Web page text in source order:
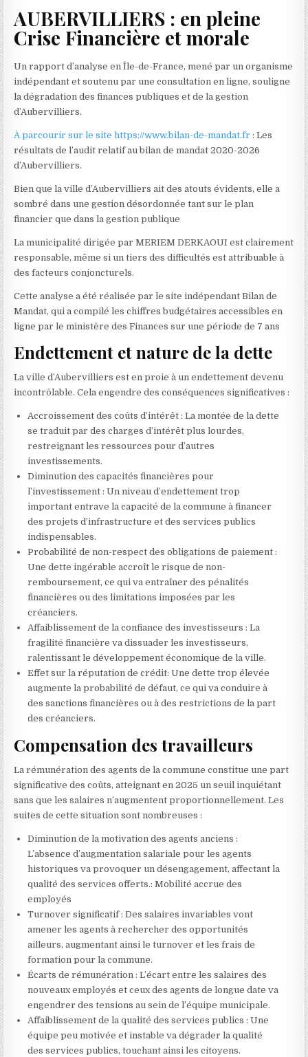
AUBERVILLIERS : en pleine
Crise Financière et morale
Un rapport d’analyse en Île-de-France, mené par un organisme
indépendant et soutenu par une consultation en ligne, souligne
la dégradation des finances publiques et de la gestion
d’Aubervilliers.
À parcourir sur le site https://www.bilan-de-mandat.fr : Les
résultats de l’audit relatif au bilan de mandat 2020-2026
d’Aubervilliers.
Bien que la ville d’Aubervilliers ait des atouts évidents, elle a
sombré dans une gestion désordonnée tant sur le plan
financier que dans la gestion publique
La municipalité dirigée par MERIEM DERKAOUI est clairement
responsable, même si un tiers des difficultés est attribuable à
des facteurs conjoncturels.
Cette analyse a été réalisée par le site indépendant Bilan de
Mandat, qui a compilé les chiffres budgétaires accessibles en
ligne par le ministère des Finances sur une période de 7 ans
Endettement et nature de la dette
La ville d’Aubervilliers est en proie à un endettement devenu
incontrôlable. Cela engendre des conséquences significatives :
Accroissement des coûts d’intérêt : La montée de la dette
se traduit par des charges d’intérêt plus lourdes,
restreignant les ressources pour d’autres
investissements.
Diminution des capacités financières pour
l’investissement : Un niveau d’endettement trop
important entrave la capacité de la commune à financer
des projets d’infrastructure et des services publics
indispensables.
Probabilité de non-respect des obligations de paiement :
Une dette ingérable accroît le risque de non-
remboursement, ce qui va entraîner des pénalités
financières ou des limitations imposées par les
créanciers.
Affaiblissement de la confiance des investisseurs : La
fragilité financière va dissuader les investisseurs,
ralentissant le développement économique de la ville.
Effet sur la réputation de crédit: Une dette trop élevée
augmente la probabilité de défaut, ce qui va conduire à
des sanctions financières ou à des restrictions de la part
des créanciers.
Compensation des travailleurs
La rémunération des agents de la commune constitue une part
significative des coûts, atteignant en 2025 un seuil inquiétant
sans que les salaires n’augmentent proportionnellement. Les
suites de cette situation sont nombreuses :
Diminution de la motivation des agents anciens :
L’absence d’augmentation salariale pour les agents
historiques va provoquer un désengagement, affectant la
qualité des services offerts.: Mobilité accrue des
employés
Turnover significatif : Des salaires invariables vont
amener les agents à rechercher des opportunités
ailleurs, augmentant ainsi le turnover et les frais de
formation pour la commune.
Écarts de rémunération : L’écart entre les salaires des
nouveaux employés et ceux des agents de longue date va
engendrer des tensions au sein de l’équipe municipale.
Affaiblissement de la qualité des services publics : Une
équipe peu motivée et instable va dégrader la qualité
des services publics, touchant ainsi les citoyens.